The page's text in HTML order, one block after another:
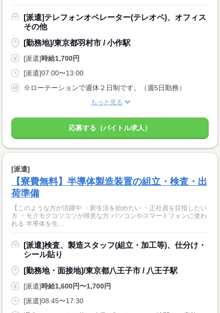
[派遣]テレフォンオペレーター(テレオペ)、オフィス
その他
[勤務地]/東京都羽村市 / 小作駅
[派遣]時給1,700円
[派遣]07:00〜13:00
※ローテーションで週休２日制です。（週5日勤務）
もっと見る
応募する（バイトル求人）
[派遣]
【寮費無料】半導体製造装置の組立・検査・出
荷準備
【このような方が活躍中 ・新生活を始めたい ・正社員を目指したい
方 ・モクモクコツコツが得意な方 パソコンやスマートフォンに使わ
れる 半導体を生...
[派遣]検査、製造スタッフ(組立・加工等)、仕分け・
シール貼り
[勤務地・面接地]/東京都八王子市 / 八王子駅
[派遣]時給1,600円〜1,700円
[派遣]08:45〜17:30